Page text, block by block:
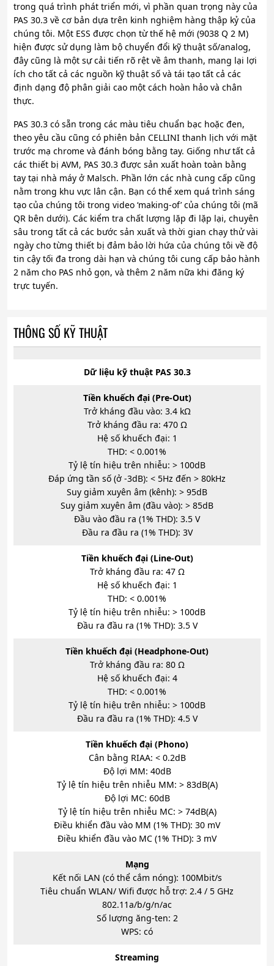
trong quá trình phát triển mới, vì phần quan trọng này của
PAS 30.3 về cơ bản dựa trên kinh nghiệm hàng thập kỷ của
chúng tôi. Một ESS được chọn từ thế hệ mới (9038 Q 2 M)
hiện được sử dụng làm bộ chuyển đổi kỹ thuật số/analog,
đây cũng là một sự cải tiến rõ rệt về âm thanh, mang lại lợi
ích cho tất cả các nguồn kỹ thuật số và tái tạo tất cả các
định dạng độ phân giải cao một cách hoàn hảo và chân
thực.
PAS 30.3 có sẵn trong các màu tiêu chuẩn bạc hoặc đen,
theo yêu cầu cũng có phiên bản CELLINI thanh lịch với mặt
trước mạ chrome và đánh bóng bằng tay. Giống như tất cả
các thiết bị AVM, PAS 30.3 được sản xuất hoàn toàn bằng
tay tại nhà máy ở Malsch. Phần lớn các nhà cung cấp cũng
nằm trong khu vực lân cận. Bạn có thể xem quá trình sáng
tạo của chúng tôi trong video ‘making-of’ của chúng tôi (mã
QR bên dưới). Các kiểm tra chất lượng lặp đi lặp lại, chuyên
sâu trong tất cả các bước sản xuất và thời gian chạy thử vài
ngày cho từng thiết bị đảm bảo lời hứa của chúng tôi về độ
tin cậy tối đa trong dài hạn và chúng tôi cung cấp bảo hành
2 năm cho PAS nhỏ gọn, và thêm 2 năm nữa khi đăng ký
trực tuyến.
THÔNG SỐ KỸ THUẬT
Dữ liệu kỹ thuật PAS 30.3
Tiền khuếch đại (Pre-Out)
Trở kháng đầu vào: 3.4 kΩ
Trở kháng đầu ra: 470 Ω
Hệ số khuếch đại: 1
THD: < 0.001%
Tỷ lệ tín hiệu trên nhiễu: > 100dB
Đáp ứng tần số (ở -3dB): < 5Hz đến > 80kHz
Suy giảm xuyên âm (kênh): > 95dB
Suy giảm xuyên âm (đầu vào): > 85dB
Đầu vào đầu ra (1% THD): 3.5 V
Đầu ra đầu ra (1% THD): 3V
Tiền khuếch đại (Line-Out)
Trở kháng đầu ra: 47 Ω
Hệ số khuếch đại: 1
THD: < 0.001%
Tỷ lệ tín hiệu trên nhiễu: > 100dB
Đầu ra đầu ra (1% THD): 3.5 V
Tiền khuếch đại (Headphone-Out)
Trở kháng đầu ra: 80 Ω
Hệ số khuếch đại: 4
THD: < 0.001%
Tỷ lệ tín hiệu trên nhiễu: > 100dB
Đầu ra đầu ra (1% THD): 4.5 V
Tiền khuếch đại (Phono)
Cân bằng RIAA: < 0.2dB
Độ lợi MM: 40dB
Tỷ lệ tín hiệu trên nhiễu MM: > 83dB(A)
Độ lợi MC: 60dB
Tỷ lệ tín hiệu trên nhiễu MC: > 74dB(A)
Điều khiển đầu vào MM (1% THD): 30 mV
Điều khiển đầu vào MC (1% THD): 3 mV
Mạng
Kết nối LAN (có thể cắm nóng): 100Mbit/s
Tiêu chuẩn WLAN/ Wifi được hỗ trợ: 2.4 / 5 GHz
802.11a/b/g/n/ac
Số lượng ăng-ten: 2
WPS: có
Streaming